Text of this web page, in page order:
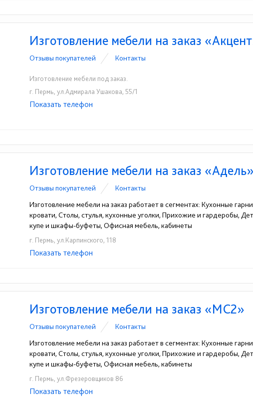
Изготовление мебели на заказ
Отзывы покупателей Контакты
Изготовление мебели под заказ.
г. Пермь, ул.Адмирала Ушакова, 55/1
☎+7-904-843-60-01
Показать телефон
Изготовление мебели на заказ «Адель»
Отзывы покупателей
Контакты
Изготовление мебели на заказ работает в сегментах: Кухонные
кровати, Столы, стулья, кухонные уголки, Прихожие и гардеробы,
купе и шкафы-буфеты, Офисная мебель, кабинеты
г. Пермь, ул.Карпинского, 118
☎+7-919-477-39-99
Показать телефон
Изготовление мебели на заказ «МС2»
Отзывы покупателей
Контакты
Изготовление мебели на заказ работает в сегментах: Кухонные
кровати, Столы, стулья, кухонные уголки, Прихожие и гардеробы,
купе и шкафы-буфеты, Офисная мебель, кабинеты
г. Пермь, ул.Фрезеровщиков 86
☎+7-912-488-74-88
Показать телефон